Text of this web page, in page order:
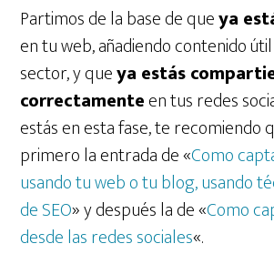
Partimos de la base de queya
en tu web, añadiendo contenido
sector, y queya estás
correctamenteen tus redes
estás en esta fase, te recomiendo
primero la entrada de «Como
usando tu web o tu blog, usando
de SEO» y después la de «Como
desde las redes sociales«.